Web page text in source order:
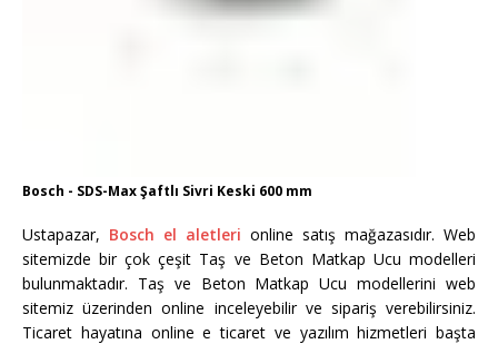
Bosch - SDS-Max Şaftlı Sivri Keski 600 mm
Ustapazar, Bosch el aletleri online satış mağazasıdır. Web
sitemizde bir çok çeşit Taş ve Beton Matkap Ucu modelleri
bulunmaktadır. Taş ve Beton Matkap Ucu modellerini web
sitemiz üzerinden online inceleyebilir ve sipariş verebilirsiniz.
Ticaret hayatına online e ticaret ve yazılım hizmetleri başta